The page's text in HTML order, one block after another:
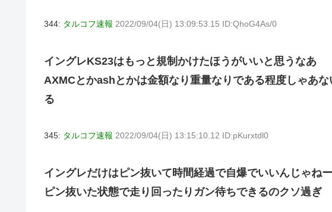
344: タルコフ速報 2022/09/04(日) 13:09:53.15 ID:QhoG4As/0
イングレKS23はもっと規制かけたほうがいいと思うなあ
AXMCとかashとかは金額なり重量なりである程度しゃあ
る
345: タルコフ速報 2022/09/04(日) 13:15:10.12 ID:pKurxtdl0
イングレだけはピン抜いて時間経過で自爆でいいんじゃね
ピン抜いた状態で走り回ったりガン待ちできるのクソ過ぎ